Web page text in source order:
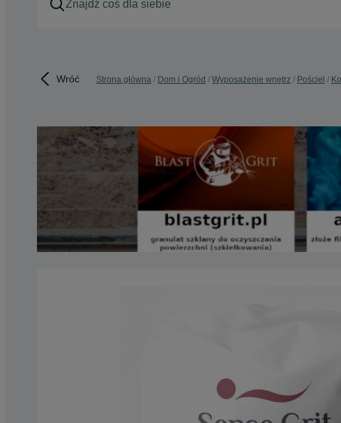
Wróć Strona główna Dom i Ogród Wyposażenie wnętrz Pościel